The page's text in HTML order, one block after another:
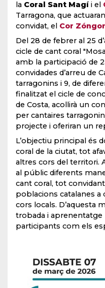
la Coral Sant Magíi el
Tarragona, que
convidat, el Cor
Del 28 de febrer al 25
cicle de cant coral
amb la participació de
convidades d’arreu de
tarragonins i 9, de
finalitzat el cicle de
de Costa, acollirà un
per cantaires
projecte i oferiran un
L’objectiu principal és
coral de la ciutat, tot
altres cors del territori.
al públic diferents
cant coral, tot
poblacions catalanes
cors locals. D’aquesta
trobada i
participants com els